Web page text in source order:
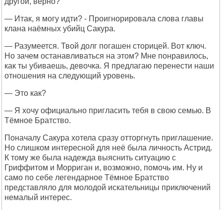
— Итак, я могу идти? - Проигнорировала слова главы
клана наёмных убийц Сакура.
— Разумеется. Твой долг погашен сторицей. Вот ключ.
Но зачем останавливаться на этом? Мне понравилось,
как ты убиваешь, девочка. Я предлагаю перенести наши
отношения на следующий уровень.
— Это как?
— Я хочу официально пригласить тебя в свою семью. В
Тёмное Братство.
Поначалу Сакура хотела сразу отторгнуть приглашение.
Но слишком интересной для неё была личность Астрид.
К тому же была надежда выяснить ситуацию с
Гриффитом и Морриган и, возможно, помочь им. Ну и
само по себе легендарное Тёмное Братство
представляло для молодой искательницы приключений
немалый интерес.